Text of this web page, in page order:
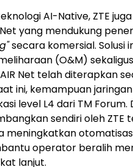
AI-Native, ZTE
yang mendukung
secara komersial. Solusi
(O&M)
Net telah diterapkan
ini, kemampuan
level L4 dari TM Forum.
sendiri oleh ZTE
meningkatkan
operator beralih
lanjut.